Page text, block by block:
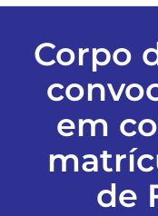
FALE CONOSCO
EDIÇÕES EM PDF
Corpo
em
de